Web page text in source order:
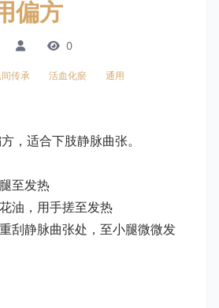
偏方
0
间传承 活血化瘀
通用
，适合下肢静脉曲张。
至发热
油，用手搓至发热
刮静脉曲张处，至小腿微微发